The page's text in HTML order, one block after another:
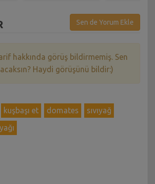
Sen de Yorum Ekle
hakkında görüş bildirmemiş. Sen
Haydi görüşünü bildir:)
kuşbaşı et domates
sıvıyağ